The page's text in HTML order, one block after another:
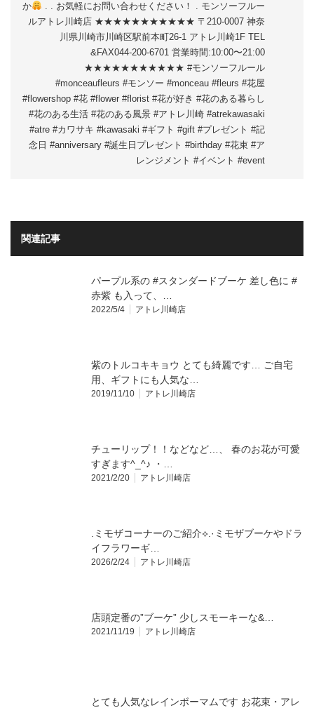
か
. . お気軽にお問い合わせください！ . モンソーフルー
ルアトレ川崎店 ★★★★★★★★★★★ 〒210-0007 神奈
川県川崎市川崎区駅前本町26-1 アトレ川崎1F TEL
&FAX044-200-6701 営業時間:10:00〜21:00
★★★★★★★★★★★ #モンソーフルール
#monceaufleurs #モンソー #monceau #fleurs #花屋
#flowershop #花 #flower #florist #花が好き #花のある暮らし
#花のある生活 #花のある風景 #アトレ川崎 #atrekawasaki
#atre #カワサキ #kawasaki #ギフト #gift #プレゼント #記
念日 #anniversary #誕生日プレゼント #birthday #花束 #ア
レンジメント #イベント #event
関連記事
パープル系の #スタンダードブーケ 差し色に #
赤紫 も入って、…
2022/5/4 アトレ川崎店
紫のトルコキキョウ とても綺麗です… ご自宅
用、ギフトにも人気な…
2019/11/10 アトレ川崎店
チューリップ！！などなど…、 春のお花が可愛
すぎます^_^♪ ・…
2021/2/20 アトレ川崎店
.⁡ミモザコーナーのご紹介⟡.·⁡ミモザブーケやドラ
イフラワーギ…
2026/2/24 アトレ川崎店
店頭定番の”ブーケ” 少しスモーキーな&…
2021/11/19 アトレ川崎店
とても人気なレインボーマムです お花束・アレ